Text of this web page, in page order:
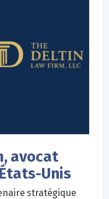
avocat
Unis
stratégique